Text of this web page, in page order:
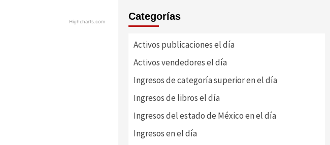
Highcharts.com Categorías
Activos publicaciones el día
Activos vendedores el día
Ingresos de categoría superior en el día
Ingresos de libros el día
Ingresos del estado de México en el día
Ingresos en el día